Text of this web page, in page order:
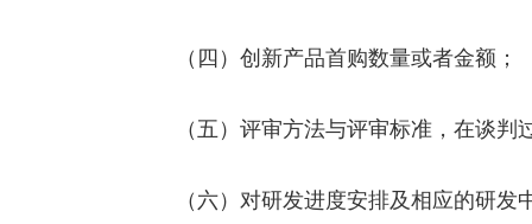
（四）创新产品首购数量或者金额；
（五）评审方法与评审标准，在谈判
（六）对研发进度安排及相应的研发